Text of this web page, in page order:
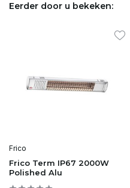
Eerder door u bekeken:
Frico
Frico Term IP67 2000W
Polished Alu